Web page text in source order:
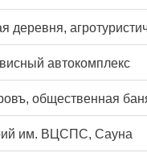
деревня,
автокомплекс
общественная
им. ВЦСПС, Сауна